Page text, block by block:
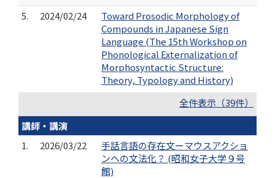
5.
2024/02/24
Toward Prosodic Morphology of
Compounds in Japanese Sign
Language (The 15th Workshop on
Phonological Externalization of
Morphosyntactic Structure:
Theory, Typology and History)
全件表示（39件）
講師・講演
1.
2026/03/22
手話言語の存在文ーマウスアクショ
ンへの文法化？ (昭和女子大学９号
館)